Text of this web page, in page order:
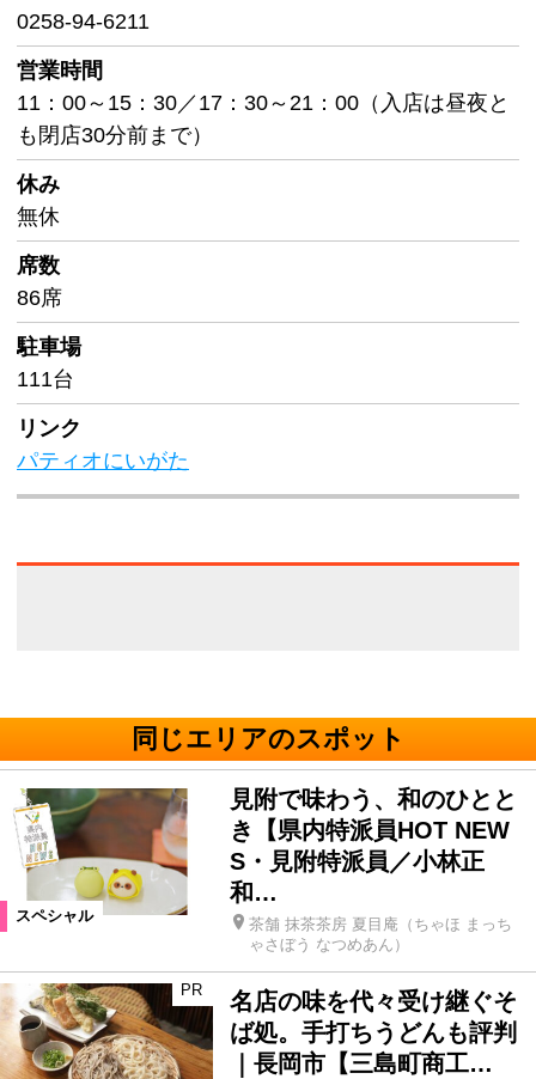
0258-94-6211
営業時間
11：00～15：30／17：30～21：00（入店は昼夜と
も閉店30分前まで）
休み
無休
席数
86席
駐車場
111台
リンク
パティオにいがた
同じエリアのスポット
スペシャル
見附で味わう、和のひとと
き【県内特派員HOT NEW
S・見附特派員／小林正
和…
茶舗 抹茶茶房 夏目庵（ちゃほ まっち
ゃさぼう なつめあん）
PR
名店の味を代々受け継ぐそ
ば処。手打ちうどんも評判
｜長岡市【三島町商工…